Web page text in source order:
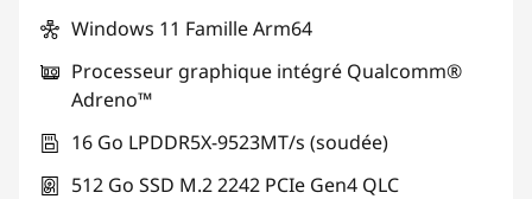
Windows 11 Famille Arm64
Processeur graphique intégré Qualcomm®
Adreno™
16 Go LPDDR5X-9523MT/s (soudée)
512 Go SSD M.2 2242 PCIe Gen4 QLC